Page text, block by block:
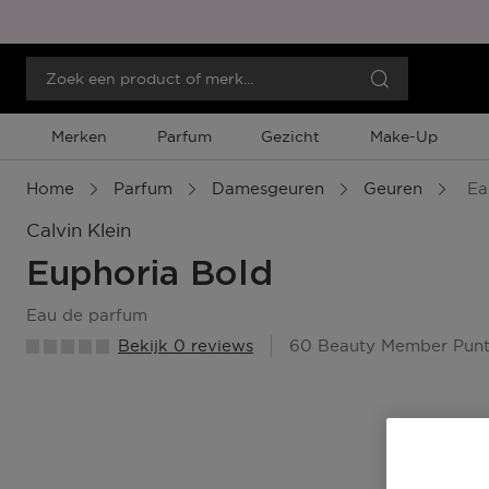
Merken Parfum Gezicht Make-Up
Home Parfum Damesgeuren Geuren
Calvin Klein
Euphoria Bold
eau de parfum
Bekijk 0 reviews
60 Beauty Member